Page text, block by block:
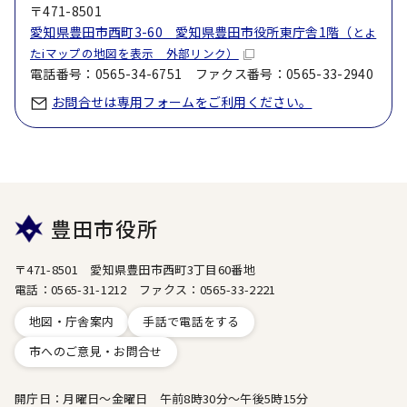
〒471-8501
愛知県豊田市西町3-60 愛知県豊田市役所東庁舎1階（ とよ
たiマップの地図を表示 外部リンク）
電話番号：0565-34-6751 ファクス番号：0565-33-2940
お問合せは専用フォームをご利用ください。
豊田市役所
〒471-8501 愛知県豊田市西町3丁目60番地
電話：0565-31-1212 ファクス：0565-33-2221
地図・庁舎案内
手話で電話をする
市へのご意見・お問合せ
開庁日：月曜日～金曜日 午前8時30分～午後5時15分